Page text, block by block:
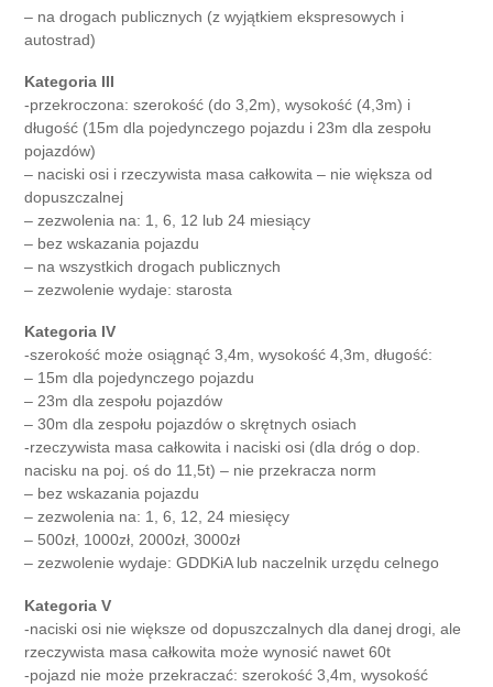
– na drogach publicznych (z wyjątkiem ekspresowych i
autostrad)
Kategoria III
-przekroczona: szerokość (do 3,2m), wysokość (4,3m) i
długość (15m dla pojedynczego pojazdu i 23m dla zespołu
pojazdów)
– naciski osi i rzeczywista masa całkowita – nie większa od
dopuszczalnej
– zezwolenia na: 1, 6, 12 lub 24 miesiący
– bez wskazania pojazdu
– na wszystkich drogach publicznych
– zezwolenie wydaje: starosta
Kategoria IV
-szerokość może osiągnąć 3,4m, wysokość 4,3m, długość:
– 15m dla pojedynczego pojazdu
– 23m dla zespołu pojazdów
– 30m dla zespołu pojazdów o skrętnych osiach
-rzeczywista masa całkowita i naciski osi (dla dróg o dop.
nacisku na poj. oś do 11,5t) – nie przekracza norm
– bez wskazania pojazdu
– zezwolenia na: 1, 6, 12, 24 miesięcy
– 500zł, 1000zł, 2000zł, 3000zł
– zezwolenie wydaje: GDDKiA lub naczelnik urzędu celnego
Kategoria V
-naciski osi nie większe od dopuszczalnych dla danej drogi, ale
rzeczywista masa całkowita może wynosić nawet 60t
-pojazd nie może przekraczać: szerokość 3,4m, wysokość